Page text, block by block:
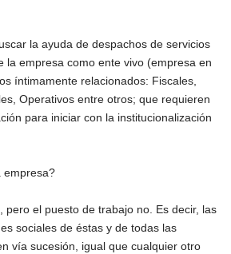
la ayuda de despachos de servicios
la empresa como ente vivo (empresa en
íntimamente relacionados: Fiscales,
Operativos entre otros; que requieren
para iniciar con la institucionalización
empresa?
pero el puesto de trabajo no. Es decir, las
sociales de éstas y de todas las
vía sucesión, igual que cualquier otro